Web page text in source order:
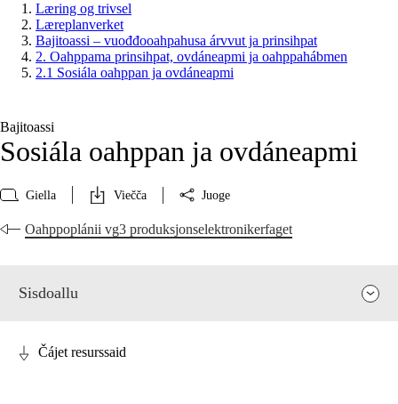
Læring og trivsel
Læreplanverket
Bajitoassi – vuođđooahpahusa árvvut ja prinsihpat
2. Oahppama prinsihpat, ovdáneapmi ja oahppahábmen
2.1 Sosiála oahppan ja ovdáneapmi
Bajitoassi
Sosiála oahppan ja ovdáneapmi
Giella Viečča Juoge
Oahppoplánii vg3 produksjonselektronikerfaget
Sisdoallu
Čájet resurssaid